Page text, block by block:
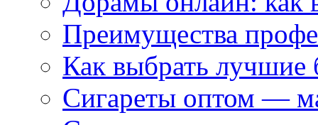
Преимущества
Как выбрать
Сигареты оптом —